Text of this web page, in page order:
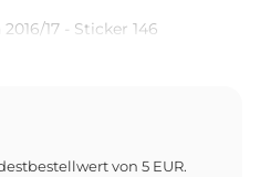
17 - Sticker 146
von 5 EUR.